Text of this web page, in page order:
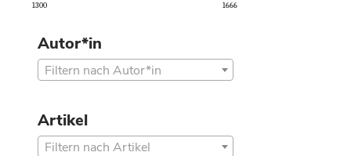
1300 1666
Autor*in
Filtern nach Autor*in
Artikel
Filtern nach Artikel